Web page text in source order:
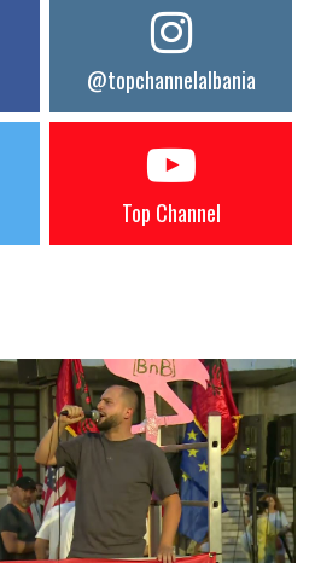
@topchannelalbania
Top Channel